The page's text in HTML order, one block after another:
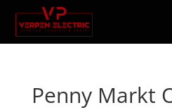
Penny Markt